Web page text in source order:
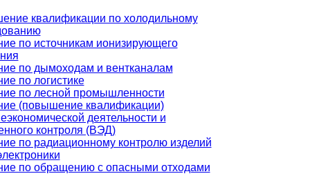
квалификации по холодильному
по источникам ионизирующего
по дымоходам и вентканалам
по логистике
по лесной промышленности
(повышение квалификации)
деятельности и
контроля (ВЭД)
по радиационному контролю изделий
по обращению с опасными отходами